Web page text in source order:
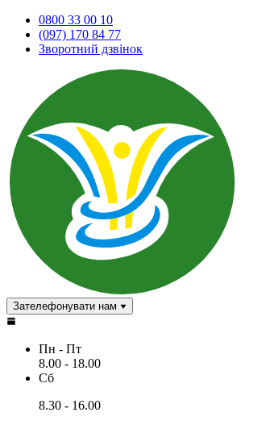
0800 33 00 10
(097) 170 84 77
Зворотний дзвінок
Зателефонувати нам
Пн - Пт
8.00 - 18.00
Сб
8.30 - 16.00